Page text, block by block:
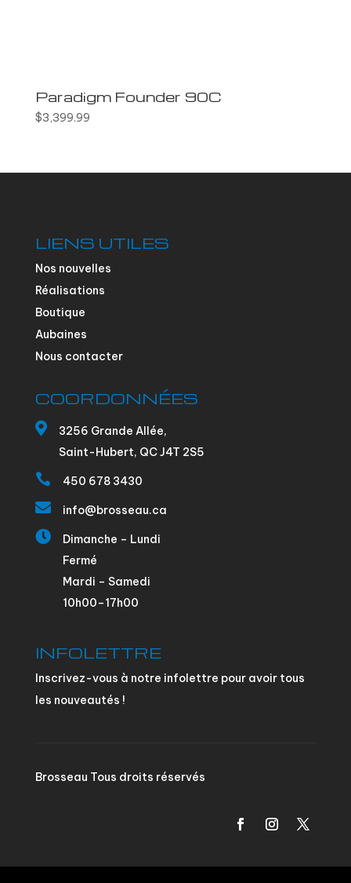
Paradigm Founder 90C
$3,399.99
LIENS UTILES
Nos nouvelles
Réalisations
Boutique
Aubaines
Nous contacter
COORDONNÉES

3256 Grande Allée,
Saint-Hubert, QC J4T 2S5
 450 678 3430
 info@brosseau.ca

Dimanche – Lundi
Fermé
Mardi – Samedi
10h00–17h00
INFOLETTRE
Inscrivez-vous à notre infolettre pour avoir tous
les nouveautés !
Brosseau Tous droits réservés